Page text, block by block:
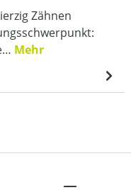
Zähnen
Mehr